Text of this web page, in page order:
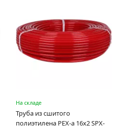
На складе
Труба из сшитого
полиэтилена PEX-a 16х2 SPX-